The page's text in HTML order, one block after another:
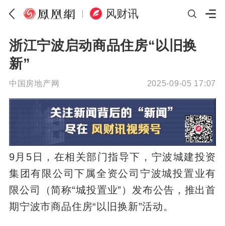
风财讯
浙江宁波启动商品住房“以旧换
新”
中国房地产网 2025-09-05 17:07
9月5日，在相关部门指导下，宁波城建投资
集团有限公司下属全资公司宁波城投置业有
限公司（简称“城投置业”）发布公告，推出首
期宁波市商品住房“以旧换新”活动。